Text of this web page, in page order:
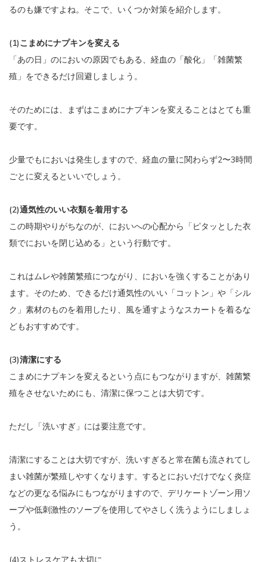
るのも嫌ですよね。そこで、いくつか対策を紹介します。
(1)こまめにナプキンを変える
「あの日」のにおいの原因でもある、経血の「酸化」「雑菌繁
殖」をできるだけ回避しましょう。
そのためには、まずはこまめにナプキンを変えることはとても重
要です。
少量でもにおいは発生しますので、経血の量に関わらず2〜3時間
ごとに変えるといいでしょう。
(2)通気性のいい衣類を着用する
この時期やりがちなのが、においへの心配から「ピタッとした衣
類でにおいを閉じ込める」という行動です。
これはムレや雑菌繁殖につながり、においを強くすることがあり
ます。そのため、できるだけ通気性のいい「コットン」や「シル
ク」素材のものを着用したり、風を通すようなスカートを着るな
どもおすすめです。
(3)清潔にする
こまめにナプキンを変えるという点にもつながりますが、雑菌繁
殖をさせないためにも、清潔に保つことは大切です。
ただし「洗いすぎ」には要注意です。
清潔にすることは大切ですが、洗いすぎると常在菌も流されてし
まい雑菌が繁殖しやすくなります。するとにおいだけでなく炎症
などの更なる悩みにもつながりますので、デリケートゾーン用ソ
ープや低刺激性のソープを使用してやさしく洗うようにしましょ
う。